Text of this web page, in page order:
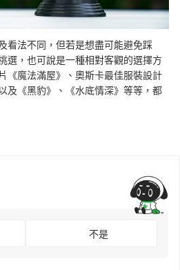
看法不同，但若是想盡可能避免踩
選，也可說是一種相對客觀的選擇方
《魔法滿屋》、奧斯卡最佳服裝設計
及《黑豹》、《水底情深》等等，都
不是